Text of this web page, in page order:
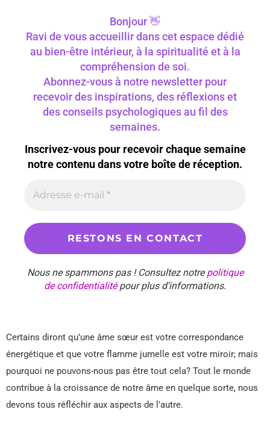
Bonjour 👋
Ravi de vous accueillir dans cet espace dédié
au bien-être intérieur, à la spiritualité et à la
compréhension de soi.
Abonnez-vous à notre newsletter pour
recevoir des inspirations, des réflexions et
des conseils psychologiques au fil des
semaines.
Inscrivez-vous pour recevoir chaque semaine
notre contenu dans votre boîte de réception.
Nous ne spammons pas ! Consultez notrepolitique
de confidentialitépour plus d’informations.
Certains diront qu’une âme sœur est votre correspondance
énergétique et que votre flamme jumelle est votre miroir; mais
pourquoi ne pouvons-nous pas être tout cela? Tout le monde
contribue à la croissance de notre âme en quelque sorte, nous
devons tous réfléchir aux aspects de l’autre.